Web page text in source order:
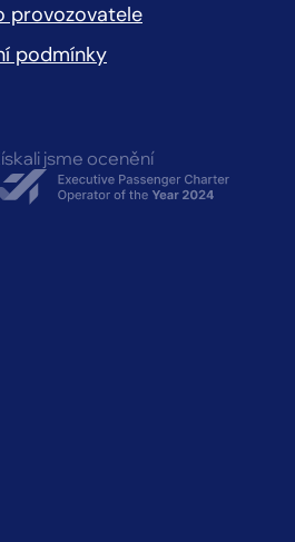
provozovatele
podmínky
jsme ocenění